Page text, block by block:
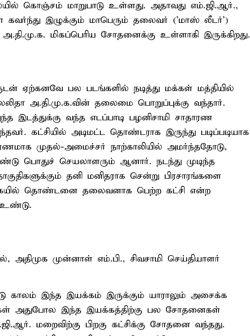
கொஞ்சம் மாறுபாடு உள்ளது. அதாவது எம்.ஜி.ஆர்.,
இழுக்கும் மாபெரும் தலைவர் ('மாஸ் லீடர்')
மிகப்பெரிய சோதனைக்கு உள்ளாகி இருக்கிறது.
ஏற்கனவே பல படங்களில் நடித்து மக்கள் மத்தியில்
அ.தி.மு.க.வின் தலைமை பொறுப்புக்கு வந்தார்.
இடத்துக்கு வந்த எடப்பாடி பழனிசாமி சாதாரண
கட்சியில் அடிமட்ட தொண்டராக இருந்து படிப்படியாக
முதல்-அமைச்சர் நாற்காலியில் அமர்ந்ததோடு,
பொதுச் செயலாளரும் ஆனார். நடந்து முடிந்த
தனி மனிதராக சென்று பிரசாரங்களை
தொண்டனை தலைவனாக பெற்ற கட்சி என்ற
உண்டு.
அதிமுக முன்னாள் எம்.பி., சிவசாமி செய்தியாளர்
இந்த இயக்கம் இருக்கும் யாராலும் அசைக்க
அதுபோல இந்த இயக்கத்திற்கு பல சோதனைகள்
மறைவிற்கு பிறகு கட்சிக்கு சோதனை வந்தது.